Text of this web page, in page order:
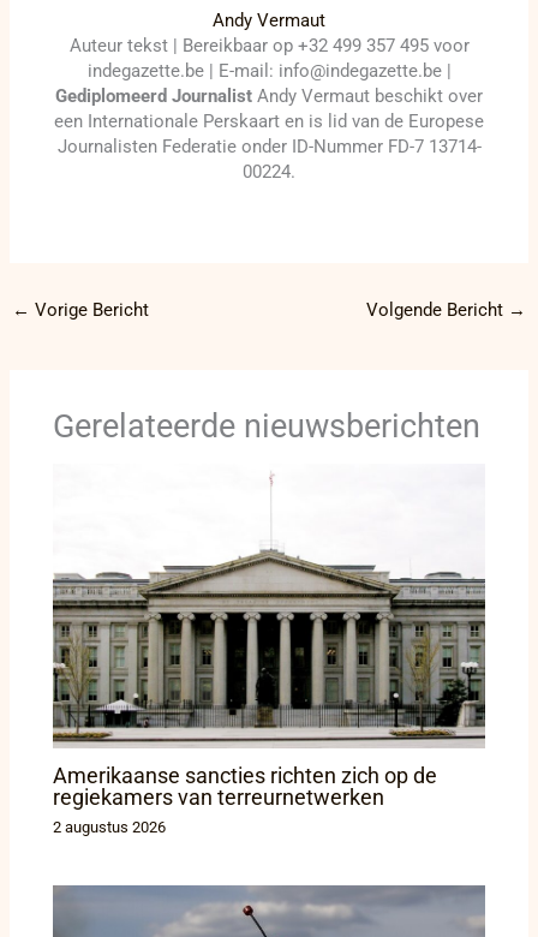
Andy Vermaut
Auteur tekst | Bereikbaar op +32 499 357 495 voor
indegazette.be | E-mail: info@indegazette.be |
Gediplomeerd Journalist Andy Vermaut beschikt over
een Internationale Perskaart en is lid van de Europese
Journalisten Federatie onder ID-Nummer FD-7 13714-
00224.
← Vorige Bericht Volgende Bericht →
Gerelateerde nieuwsberichten
Amerikaanse sancties richten zich op de
regiekamers van terreurnetwerken
2 augustus 2026